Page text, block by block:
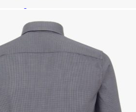
puserot
liivit
ja hameet